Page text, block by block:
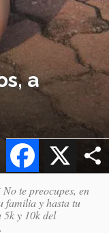
a
X
Facebook
te preocupes, en
familia y hasta tu
y 10k del